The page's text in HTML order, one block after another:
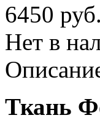
6450 руб.
Нет в
Ткань